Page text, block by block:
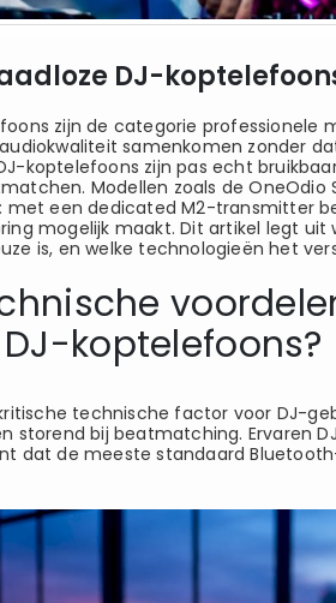
DJ-
zijn de categorie professionele
samenkomen zonder
koptelefoons zijn pas echt
Modellen zoals de OneOdio
met een dedicated M2-transmitter
mogelijk maakt. Dit artikel legt uit
is, en welke technologieën het
koptelefoons?
technische factor voor DJ-
storend bij beatmatching. Ervaren
dat de meeste standaard